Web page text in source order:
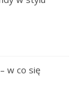
w co się